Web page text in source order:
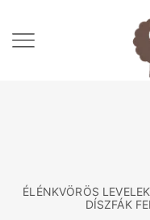
ÉLÉNKVÖRÖS
DÍSZFÁK